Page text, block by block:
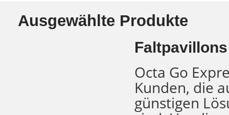
Ausgewählte Produkte
Octa Go
Kunden, die
günstigen